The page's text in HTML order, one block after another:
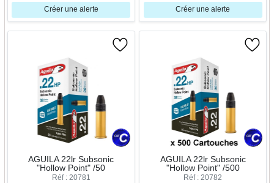
Créer une alerte Créer une alerte
AGUILA 22lr Subsonic
"Hollow Point" /50
Réf : 20781
AGUILA 22lr Subsonic
"Hollow Point" /500
Réf : 20782